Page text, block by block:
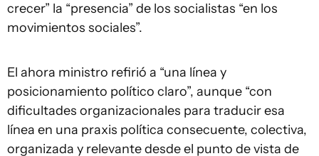
crecer” la “presencia” de los socialistas “en los
movimientos sociales”.
El ahora ministro refirió a “una línea y
posicionamiento político claro”, aunque “con
dificultades organizacionales para traducir esa
línea en una praxis política consecuente, colectiva,
organizada y relevante desde el punto de vista de